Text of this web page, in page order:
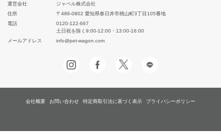
運営会社
ジャペル株式会社
住所
〒486-0802 愛知県春日井市桃山町3丁目105番地
電話
0120-122-667
土日祝を除く9:00-12:00・13:00-16:00
メールアドレス
info@pet-wagon.com
会社概要 お問い合わせ 特定商取引法に基づく表示 プライバシーポリシー